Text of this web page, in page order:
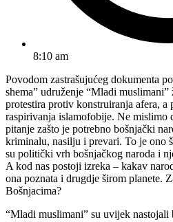
8:10 am
Povodom zastrašujućeg dokumenta
shema” udruženje “Mladi
protestira protiv konstruiranja afera,
raspirivanja islamofobije. Ne mislimo
pitanje zašto je potrebno bošnjački
kriminalu, nasilju i prevari. To je ono
su politički vrh bošnjačkog naroda i
A kod nas postoji izreka – kakav
ona poznata i drugdje širom planete.
Bošnjacima?
“Mladi muslimani” su uvijek nastojali